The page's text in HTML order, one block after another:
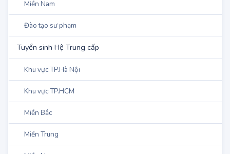
Miền Trung - Tây Nguyên
Miền Nam
Khu vực TP.Hà Nội
Khu vực TP.HCM
Miền Bắc